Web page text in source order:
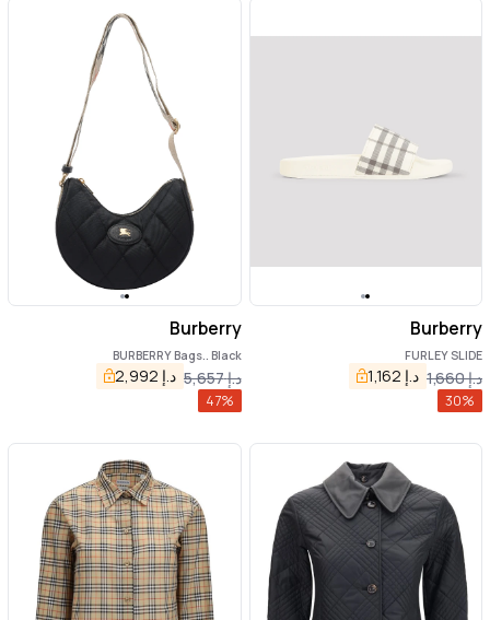
Burberry
FURLEY SLIDE
د.إ1,660 د.إ 1,162
30%
Burberry
BURBERRY Bags.. Black
د.إ5,657 د.إ 2,992
47%